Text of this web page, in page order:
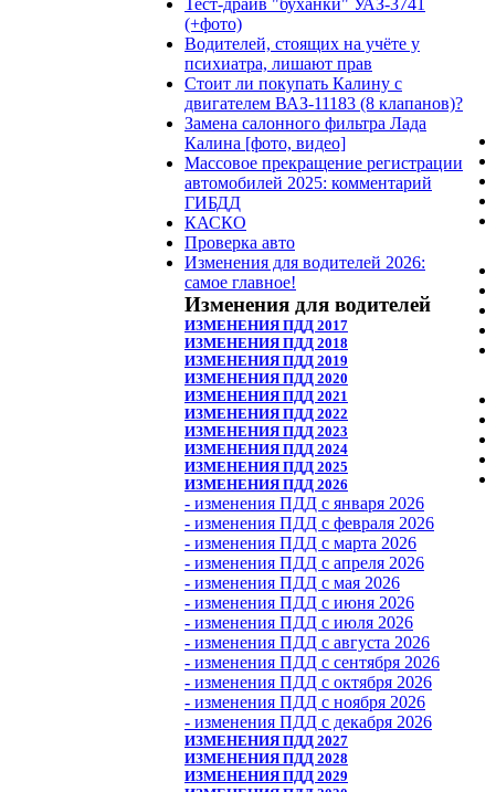
Тест-драйв "буханки" УАЗ-3741
(+фото)
Водителей, стоящих на учёте у
психиатра, лишают прав
Стоит ли покупать Калину с
двигателем ВАЗ-11183 (8 клапанов)?
Замена салонного фильтра Лада
Калина [фото, видео]
Массовое прекращение регистрации
автомобилей 2025: комментарий
ГИБДД
КАСКО
Проверка авто
Изменения для водителей 2026:
самое главное!
Изменения для водителей
ИЗМЕНЕНИЯ ПДД 2017
ИЗМЕНЕНИЯ ПДД 2018
ИЗМЕНЕНИЯ ПДД 2019
ИЗМЕНЕНИЯ ПДД 2020
ИЗМЕНЕНИЯ ПДД 2021
ИЗМЕНЕНИЯ ПДД 2022
ИЗМЕНЕНИЯ ПДД 2023
ИЗМЕНЕНИЯ ПДД 2024
ИЗМЕНЕНИЯ ПДД 2025
ИЗМЕНЕНИЯ ПДД 2026
- изменения ПДД с января 2026
- изменения ПДД с февраля 2026
- изменения ПДД с марта 2026
- изменения ПДД с апреля 2026
- изменения ПДД с мая 2026
- изменения ПДД с июня 2026
- изменения ПДД с июля 2026
- изменения ПДД с августа 2026
- изменения ПДД с сентября 2026
- изменения ПДД с октября 2026
- изменения ПДД с ноября 2026
- изменения ПДД с декабря 2026
ИЗМЕНЕНИЯ ПДД 2027
ИЗМЕНЕНИЯ ПДД 2028
ИЗМЕНЕНИЯ ПДД 2029